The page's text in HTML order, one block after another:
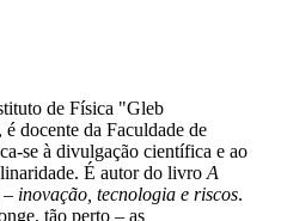
de Física "Gleb
docente da Faculdade de
se à divulgação científica e ao
É autor do livro A
inovação, tecnologia e riscos.
tão perto – as